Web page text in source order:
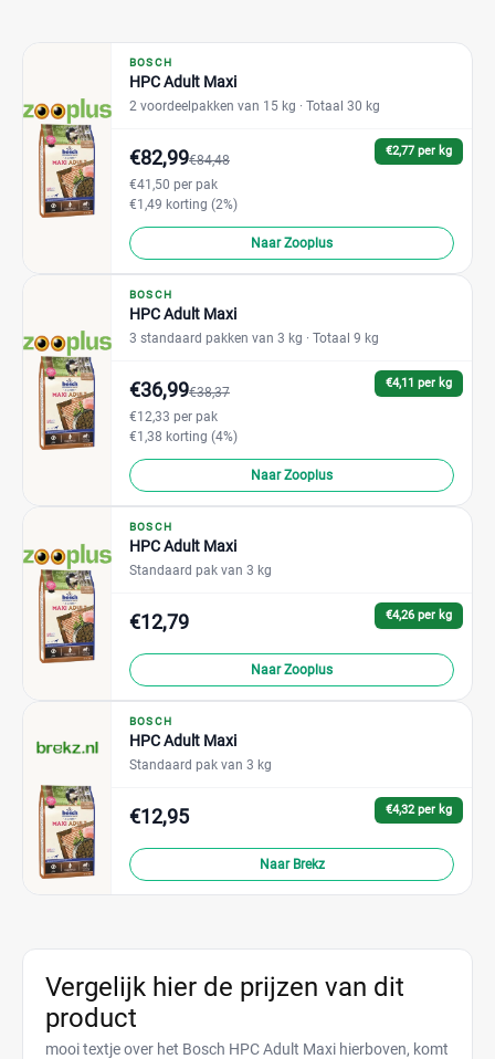
BOSCH
HPC Adult Maxi
2 voordeelpakken van 15 kg · Totaal 30 kg
€2,77 per kg
€82,99€84,48
€41,50 per pak
€1,49 korting (2%)
Naar Zooplus
BOSCH
HPC Adult Maxi
3 standaard pakken van 3 kg · Totaal 9 kg
€4,11 per kg
€36,99€38,37
€12,33 per pak
€1,38 korting (4%)
Naar Zooplus
BOSCH
HPC Adult Maxi
Standaard pak van 3 kg
€4,26 per kg
€12,79
Naar Zooplus
BOSCH
HPC Adult Maxi
Standaard pak van 3 kg
€4,32 per kg
€12,95
Naar Brekz
Vergelijk hier de prijzen van dit
product
mooi textje over het Bosch HPC Adult Maxi hierboven, komt